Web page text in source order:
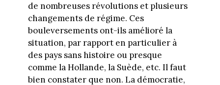
de nombreuses révolutions et plusieurs
changements de régime. Ces
bouleversements ont-ils amélioré la
situation, par rapport en particulier à
des pays sans histoire ou presque
comme la Hollande, la Suède, etc. Il faut
bien constater que non. La démocratie,